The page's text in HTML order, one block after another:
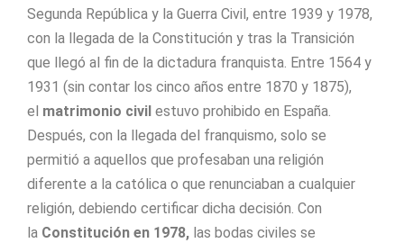
Segunda República y la Guerra Civil, entre 1939 y 1978,
con la llegada de la Constitución y tras la Transición
que llegó al fin de la dictadura franquista. Entre 1564 y
1931 (sin contar los cinco años entre 1870 y 1875),
el matrimonio civil estuvo prohibido en España.
Después, con la llegada del franquismo, solo se
permitió a aquellos que profesaban una religión
diferente a la católica o que renunciaban a cualquier
religión, debiendo certificar dicha decisión. Con
la Constitución en 1978, las bodas civiles se